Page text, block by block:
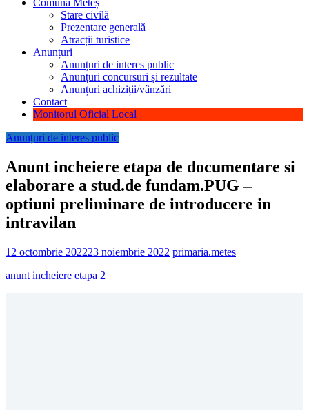
Comuna Meteș
Stare civilă
Prezentare generală
Atracții turistice
Anunțuri
Anunțuri de interes public
Anunțuri concursuri și rezultate
Anunțuri achiziții/vânzări
Contact
Monitorul Oficial Local
Anunțuri de interes public
Anunt incheiere etapa de documentare si
elaborare a stud.de fundam.PUG –
optiuni preliminare de introducere in
intravilan
12 octombrie 202223 noiembrie 2022 primaria.metes
anunt incheiere etapa 2